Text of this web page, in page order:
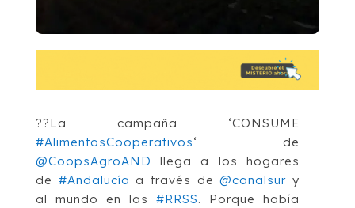
??La campaña ‘CONSUME
#AlimentosCooperativos‘ de
@CoopsAgroAND llega a los hogares
de #Andalucía a través de@canalsur y
al mundo en las#RRSS. Porque había